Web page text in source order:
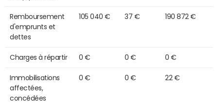
Remboursement
d'emprunts et
dettes
105 040 € 37 € 190 872 €
Charges à répartir 0 € 0 € 0 €
Immobilisations
affectées,
concédées
0 € 0 € 22 €